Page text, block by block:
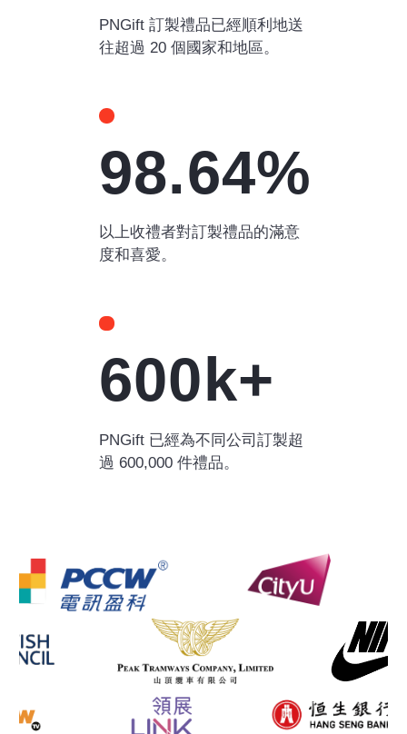
PNGift 訂製禮品已經順利地送
往超過 20 個國家和地區。
98.64%
以上收禮者對訂製禮品的滿意
度和喜愛。
600k+
PNGift 已經為不同公司訂製超
過 600,000 件禮品。